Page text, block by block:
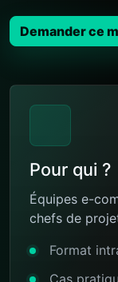
Demander ce
Pour qui ?
Équipes e-
chefs de
Format